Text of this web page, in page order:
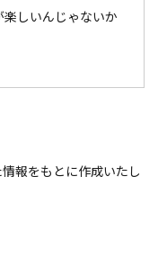
楽しいんじゃないか
報をもとに作成いたし